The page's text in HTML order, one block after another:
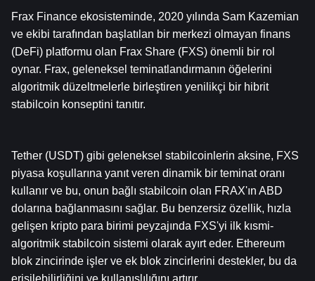
Frax Finance ekosisteminde, 2020 yılında Sam Kazemian
ve ekibi tarafından başlatılan bir merkezi olmayan finans
(DeFi) platformu olan Frax Share (FXS) önemli bir rol
oynar. Frax, geleneksel teminatlandırmanın öğelerini
algoritmik düzeltmelerle birleştiren yenilikçi bir hibrit
stabilcoin konseptini tanıtır.
Tether (USDT) gibi geleneksel stabilcoinlerin aksine, FXS
piyasa koşullarına yanıt veren dinamik bir teminat oranı
kullanır ve bu, onun bağlı stabilcoin olan FRAX'ın ABD
dolarına bağlanmasını sağlar. Bu benzersiz özellik, hızla
gelişen kripto para birimi peyzajında FXS'yi ilk kısmi-
algoritmik stabilcoin sistemi olarak ayırt eder. Ethereum
blok zincirinde işler ve ek blok zincirlerini destekler, bu da
erişilebilirliğini ve kullanışlılığını artırır.